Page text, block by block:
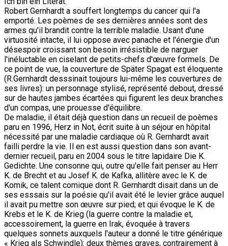
Robert Gernhardt a souffert longtemps du cancer qui l'a
emporté. Les poèmes de ses dernières années sont des
armes qu'il brandit contre la terrible maladie. Usant d'une
virtuosité intacte, il lui oppose avec panache et l'énergie d'un
désespoir croissant son besoin irrésistible de narguer
l'inéluctable en ciselant de petits-chefs d'œuvre formels. De
ce point de vue, la couverture de Später Spagat est éloquente
(R.Gernhardt desssinait toujours lui-même les couvertures de
ses livres): un personnage stylisé, représenté debout, dressé
sur de hautes jambes écartées qui figurent les deux branches
d'un compas, une prouesse d'équilibre.
De maladie, il était déjà question dans un recueil de poèmes
paru en 1996, Herz in Not, écrit suite à un séjour en hôpital
nécessité par une maladie cardiaque où R. Gernhardt avait
failli perdre la vie. Il en est aussi question dans son avant-
dernier recueil, paru en 2004 sous le titre lapidaire Die K.
Gedichte. Une consonne qui, outre qu'elle fait penser au Herr
K. de Brecht et au Josef K. de Kafka, allitère avec le K. de
Komik, ce talent comique dont R. Gernhardt disait dans un de
ses esssais sur la poésie qu'il avait été le levier grâce auquel
il avait pu mettre son œuvre sur pied; et qui évoque le K. de
Krebs et le K. de Krieg (la guerre contre la maladie et,
accessoirement, la guerre en Irak, évoquée à travers
quelques sonnets auxquels l'auteur a donné le titre générique
« Krieg als Schwindle): deux thèmes graves, contrairement à